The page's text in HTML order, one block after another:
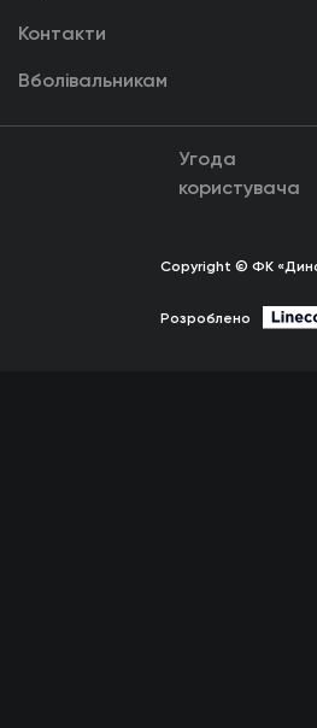
Контакти
Вболівальникам
Угода
користувача
Copyright © ФК
Розроблено